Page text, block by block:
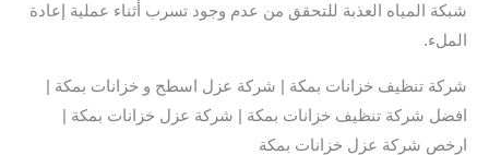
شبكة المياه العذبة للتحقق من عدم وجود تسرب أثناء عملية إعادة
الملء.
شركة تنظيف خزانات بمكة | شركة عزل اسطح و خزانات بمكة |
افضل شركة تنظيف خزانات بمكة | شركة عزل خزانات بمكة |
ارخص شركة عزل خزانات بمكة